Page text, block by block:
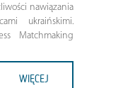
nawiązania
ukraińskimi.
Matchmaking
WIĘCEJ